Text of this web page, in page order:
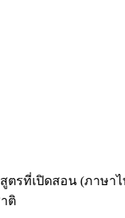
ตรที่เปิดสอน (ภาษาไ
ติ